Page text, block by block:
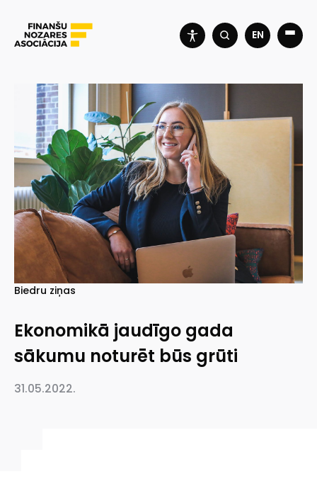
EN
Biedru ziņas
Ekonomikā jaudīgo gada
sākumu noturēt būs grūti
31.05.2022.